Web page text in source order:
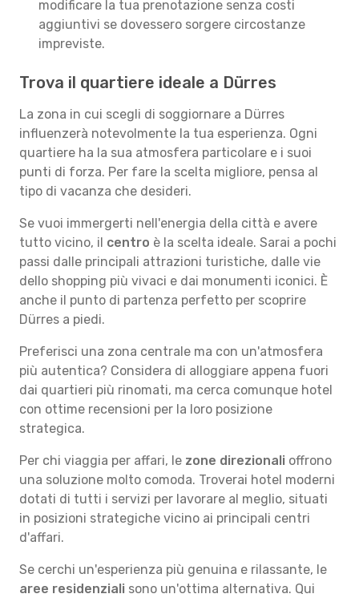
modificare la tua prenotazione senza costi
aggiuntivi se dovessero sorgere circostanze
impreviste.
Trova il quartiere ideale a Dürres
La zona in cui scegli di soggiornare a Dürres
influenzerà notevolmente la tua esperienza. Ogni
quartiere ha la sua atmosfera particolare e i suoi
punti di forza. Per fare la scelta migliore, pensa al
tipo di vacanza che desideri.
Se vuoi immergerti nell'energia della città e avere
tutto vicino, il centro è la scelta ideale. Sarai a pochi
passi dalle principali attrazioni turistiche, dalle vie
dello shopping più vivaci e dai monumenti iconici. È
anche il punto di partenza perfetto per scoprire
Dürres a piedi.
Preferisci una zona centrale ma con un'atmosfera
più autentica? Considera di alloggiare appena fuori
dai quartieri più rinomati, ma cerca comunque hotel
con ottime recensioni per la loro posizione
strategica.
Per chi viaggia per affari, le zone direzionali offrono
una soluzione molto comoda. Troverai hotel moderni
dotati di tutti i servizi per lavorare al meglio, situati
in posizioni strategiche vicino ai principali centri
d'affari.
Se cerchi un'esperienza più genuina e rilassante, le
aree residenziali sono un'ottima alternativa. Qui